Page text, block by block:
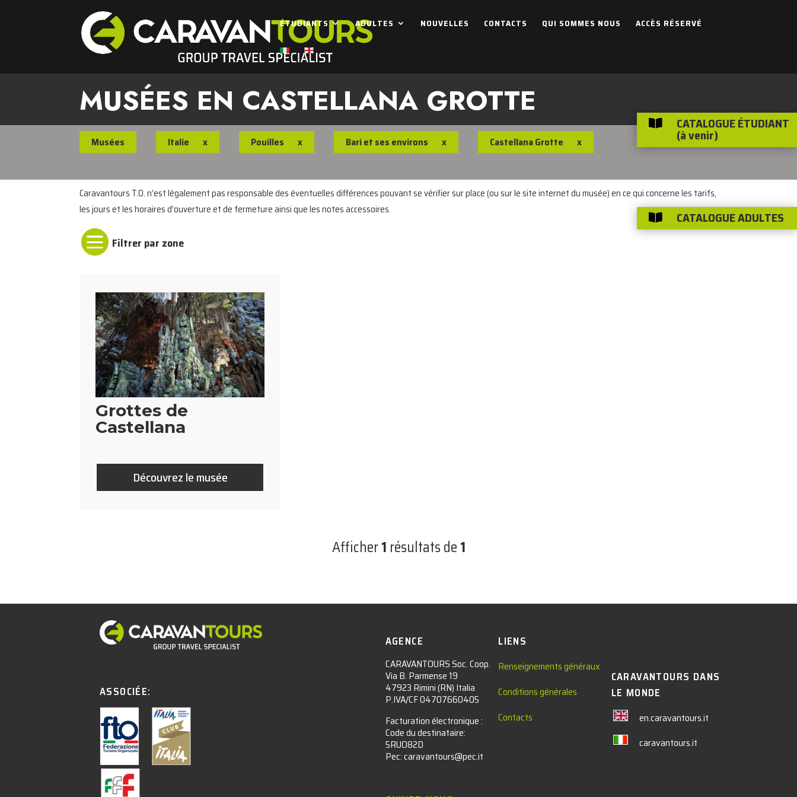
ÉTUDIANTS ADULTES NOUVELLES CONTACTS QUI SOMMES NOUS ACCÈS RÉSERVÉ
MUSÉES EN CASTELLANA GROTTE
Musées Italie x Pouilles x Bari et ses environs x Castellana Grotte x
Caravantours T.O. n’est légalement pas responsable des éventuelles différences pouvant se vérifier sur place (ou sur le site internet du musée) en ce qui concerne les tarifs,
les jours et les horaires d’ouverture et de fermeture ainsi que les notes accessoires.

Grottes de
Castellana
Découvrez le musée
Afficher1 résultats de1
ASSOCIÉE:
AGENCE
CARAVANTOURS Soc. Coop.
Via B. Parmense 19
47923 Rimini (RN) Italia
P.IVA/CF 04707660405
Facturation électronique :​
Code du destinataire:
5RUO82D
Pec: caravantours@pec.it
LIENS
Renseignements généraux
Conditions générales
Contacts
CARAVANTOURS DANS
LE MONDE
en.caravantours.it
caravantours.it
 CATALOGUE ÉTUDIANT
(à venir)
 CATALOGUE ADULTES